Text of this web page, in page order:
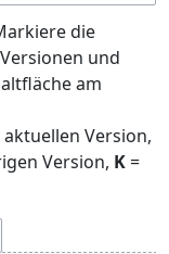
die
und
am
Version,
Version, K=